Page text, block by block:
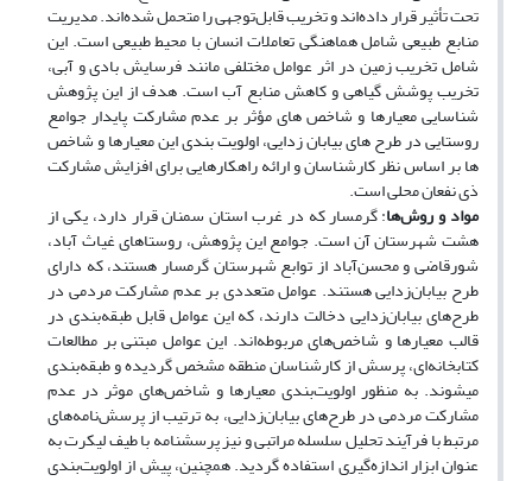
تحت تأثیر قرار داده‌اند و تخریب قابل‌توجهی را متحمل شده‌اند. مدیریت
منابع طبیعی شامل هماهنگی تعاملات انسان با محیط طبیعی است. این
شامل تخریب زمین در اثر عوامل مختلفی مانند فرسایش بادی و آبی،
تخریب پوشش گیاهی و کاهش منابع آب است. هدف از این پژوهش
شناسایی معیارها و شاخص های مؤثر بر عدم مشارکت پایدار جوامع
روستایی در طرح های بیابان زدایی، اولویت بندی این معیارها و شاخص
ها بر اساس نظر کارشناسان و ارائه راهکارهایی برای افزایش مشارکت
ذی نفعان محلی است.
مواد و روش‌ها: گرمسار که در غرب استان سمنان قرار دارد، یکی از
هشت شهرستان آن است. جوامع این پژوهش، روستاهای غیاث آباد،
شورقاضی و محسن‌آباد از توابع شهرستان گرمسار هستند، که دارای
طرح بیابان‌زدایی هستند. عوامل متعددی بر عدم مشارکت مردمی در
طرح‌های بیابان‌زدایی دخالت دارند، که این عوامل قابل طبقه‌بندی در
قالب معیارها و شاخص‌های مربوطه‌اند. این عوامل مبتنی بر مطالعات
کتابخانه‌ای، پرسش از کارشناسان منطقه مشخص گردیده و طبقه‌بندی
می­شوند. به منظور اولویت‌بندی معیارها و شاخص‌های موثر در عدم
مشارکت مردمی در طرح‌های بیابان‌زدایی، به ترتیب از پرسش‌نامه‌های
مرتبط با فرآیند تحلیل سلسله مراتبی و نیز پرسشنامه با طیف لیکرت به
عنوان ابزار اندازه‌گیری استفاده گردید. همچنین، پیش از اولویت‌بندی